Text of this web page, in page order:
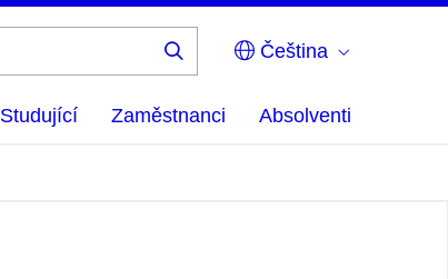
Čeština
Studující Zaměstnanci Absolventi